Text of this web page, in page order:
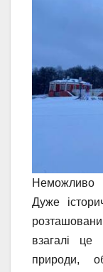
Неможливо
Дуже
взагалі це
природи,